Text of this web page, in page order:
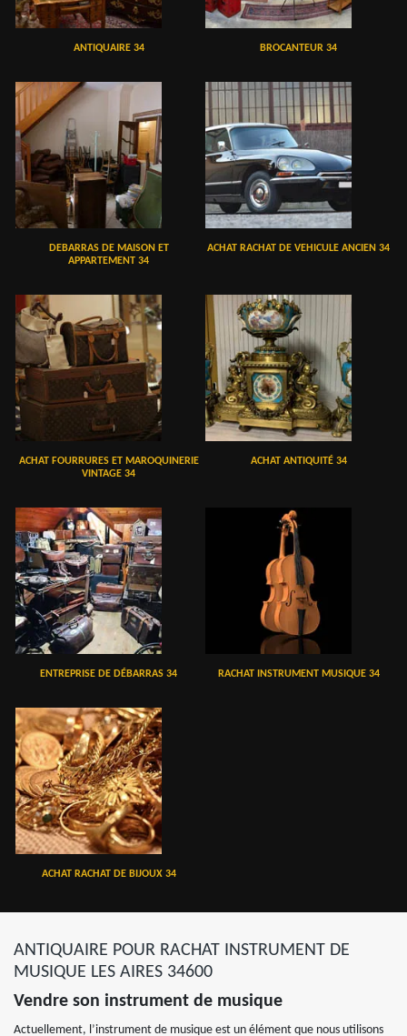
ANTIQUAIRE 34 BROCANTEUR 34
DEBARRAS DE MAISON ET
APPARTEMENT 34
ACHAT RACHAT DE VEHICULE ANCIEN 34
ACHAT FOURRURES ET MAROQUINERIE
VINTAGE 34
ACHAT ANTIQUITÉ 34
ENTREPRISE DE DÉBARRAS 34 RACHAT INSTRUMENT MUSIQUE 34
ACHAT RACHAT DE BIJOUX 34
ANTIQUAIRE POUR RACHAT INSTRUMENT DE
MUSIQUE LES AIRES 34600
Vendre son instrument de musique
Actuellement, l’instrument de musique est un élément que nous utilisons